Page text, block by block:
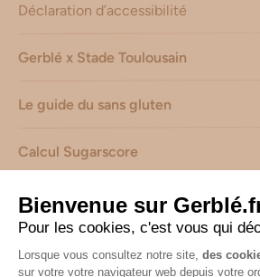
Déclaration d’accessibilité
Gerblé x Stade Toulousain
Le guide du sans gluten
Calcul Sugarscore
Suivez-nous sur les